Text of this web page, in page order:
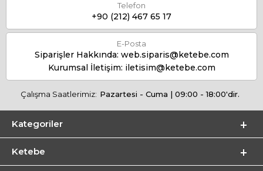
Telefon
+90 (212) 467 65 17
E-Posta
Siparişler Hakkında: web.siparis@ketebe.com
Kurumsal İletişim: iletisim@ketebe.com
Çalışma Saatlerimiz: Pazartesi - Cuma | 09:00 - 18:00'dir.
Kategoriler
Ketebe